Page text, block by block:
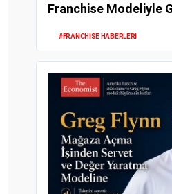
Franchise Modeliyle
#FRANCHISE HABERLERI